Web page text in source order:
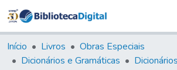
&
Coleções
Tudo na
Início Livros
Obras Especiais
Dicionários e Gramáticas